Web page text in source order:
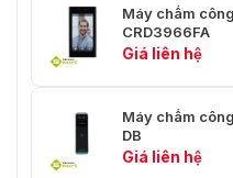
Tỷ lệ
chấp
nhận
≤ 0.01%
kiến)
Tỷ lệ từ
chối sai
≤ 0.02%
Máy chấm
CRD3966FA
Giá liên hệ
Máy chấm
DB
Giá liên hệ